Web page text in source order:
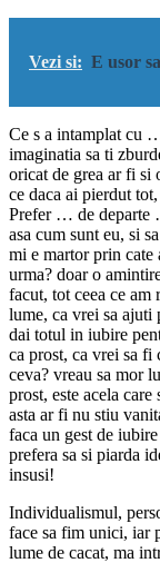
Vezi si: E usor
Ce s a intamplat cu
imaginatia sa ti
oricat de grea ar fi si
ce daca ai pierdut
Prefer … de departe
asa cum sunt eu, si
mi e martor prin cate
urma? doar o
facut, tot ceea ce
lume, ca vrei sa ajuti
dai totul in iubire
ca prost, ca vrei sa fi
ceva? vreau sa mor
prost, este acela
asta ar fi nu stiu
faca un gest de
prefera sa si piarda
insusi!
Individualismul,
face sa fim unici, iar
lume de cacat, ma